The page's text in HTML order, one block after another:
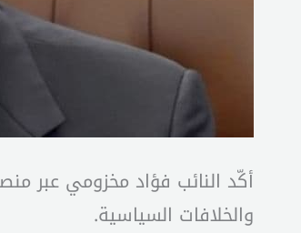
أكّد النائب فؤاد مخزومي عبر
والخلافات السياسية.